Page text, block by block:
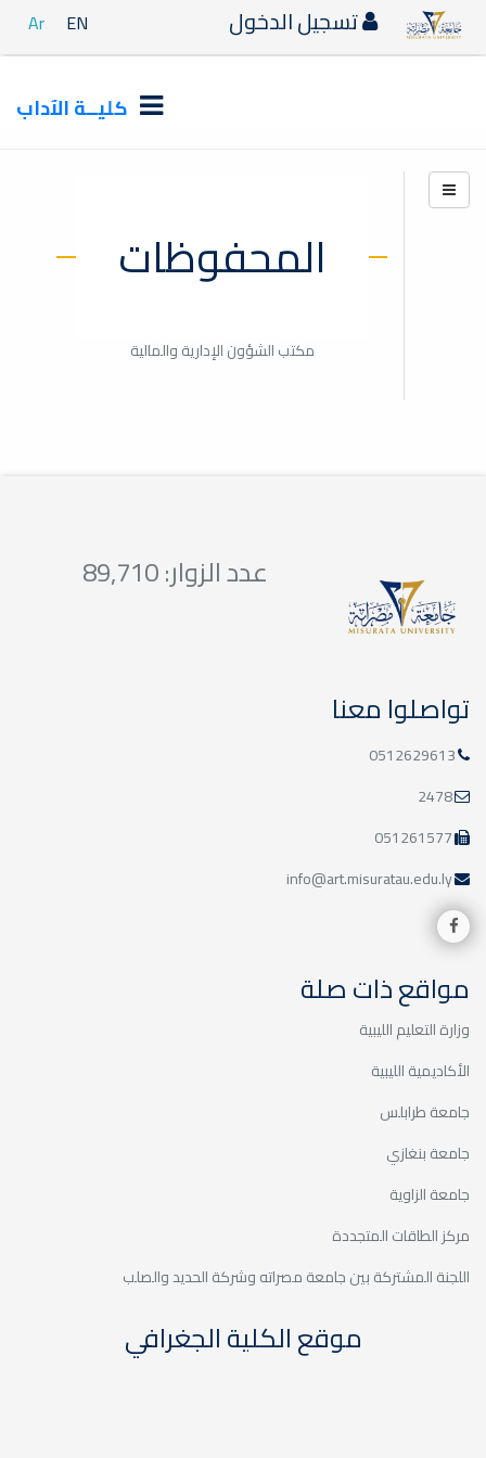
Ar EN تسجيل الدخول
كليــة الآداب
المحفوظات
مكتب الشؤون الإدارية والمالية
عدد الزوار: 89,710
تواصلوا معنا
0512629613
2478
051261577
info@art.misuratau.edu.ly
مواقع ذات صلة
وزارة التعليم الليبية
الأكاديمية الليبية
جامعة طرابلس
جامعة بنغازي
جامعة الزاوية
مركز الطاقات المتجددة
اللجنة المشتركة بين جامعة مصراته وشركة الحديد والصلب
موقع الكلية الجغرافي